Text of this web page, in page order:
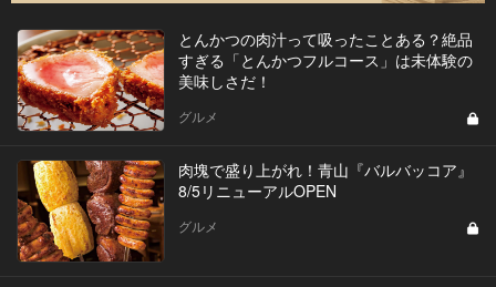
とんかつの肉汁って吸ったことある？絶品
すぎる「とんかつフルコース」は未体験の
美味しさだ！
グルメ
肉塊で盛り上がれ！青山『バルバッコア』
8/5リニューアルOPEN
グルメ